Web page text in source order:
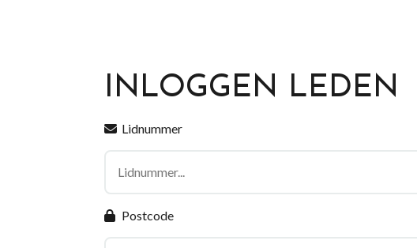
INLOGGEN LEDEN
Lidnummer
Postcode